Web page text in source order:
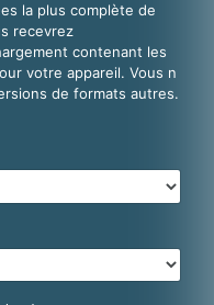
la plus complète de
recevrez
contenant les
votre appareil. Vous n
de formats autres.